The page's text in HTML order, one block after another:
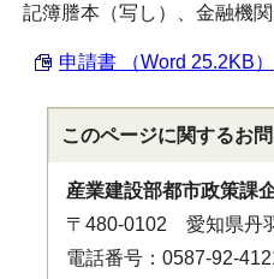
記簿謄本（写し）、金融機
申請書 （Word 25.2KB）
このページに関するお
産業建設部都市政策課
〒480-0102 愛知県丹
電話番号：0587-92-